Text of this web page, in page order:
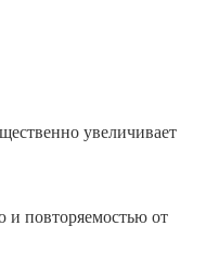
увеличивает
и повторяемостью от